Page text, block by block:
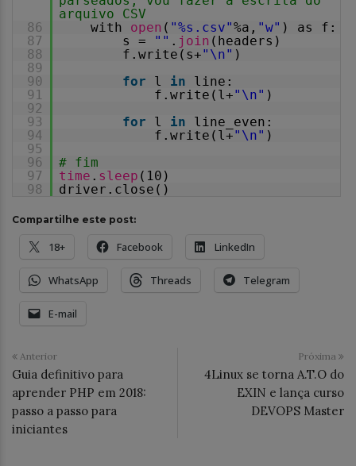
arquivo CSV
86
with open ( "%s.csv"%a, "w" ) as f:
87
s = "" . join (headers)
88
f.write(s+"\n" )
89
90
for l in
line:
91
f.write(l+"\n" )
92
93
for l in
line_even:
94
f.write(l+"\n" )
95
96
# fim
97
time . sleep (10)
98
driver.close()
Compartilhe este post:
18+ Facebook LinkedIn
WhatsApp Threads Telegram
E-mail
Anterior
Guia definitivo para
aprender PHP em 2018:
passo a passo para
iniciantes
Próxima
4Linux se torna A.T.O do
EXIN e lança curso
DEVOPS Master